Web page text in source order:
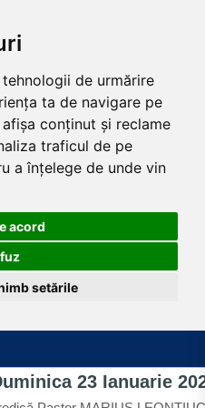
de urmărire
ta de navigare pe
conținut și reclame
traficul de pe
a înțelege de unde vin
acord
setările